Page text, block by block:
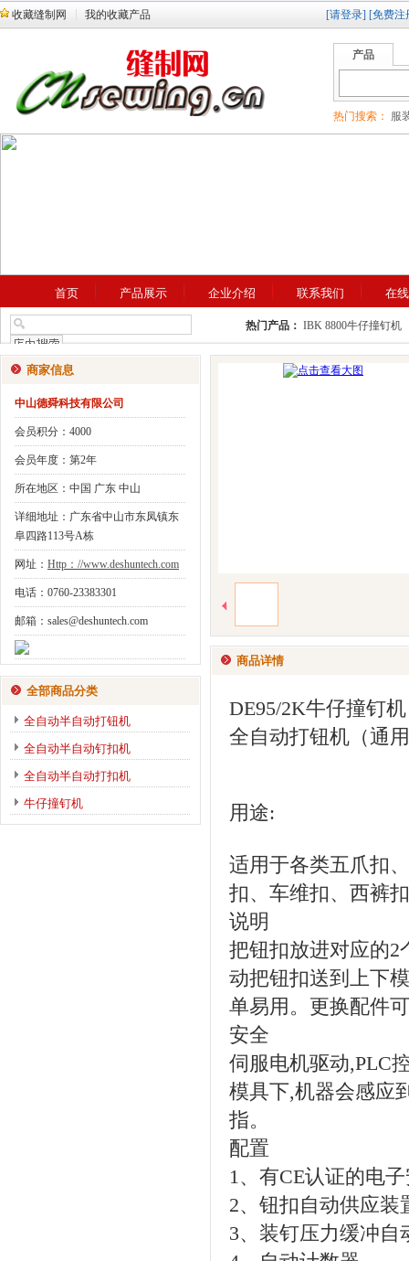
收藏缝制网 我的收藏产品 [请登录] [免费注
产品
热门搜索： 服
首页 产品展示 企业介绍 联系我们 在
热门产品： IBK 8800牛仔撞钉机
商家信息
中山德舜科技有限公司
会员积分：4000
会员年度：第2年
所在地区：中国 广东 中山
详细地址：广东省中山市东凤镇东
阜四路113号A栋
网址： Http：//www.deshuntech.com
电话：0760-23383301
邮箱：sales@deshuntech.com
全部商品分类
全自动半自动打钮机
全自动半自动钉扣机
全自动半自动打扣机
牛仔撞钉机
商品详情
DE95/2K牛仔撞钉机
全自动打钮机（通
用途:
适用于各类五爪扣
扣、车维扣、西裤
说明
把钮扣放进对应的2
动把钮扣送到上下
单易用。更换配件
安全
伺服电机驱动,PLC
模具下,机器会感应
指。
配置
1、有CE认证的电
2、钮扣自动供应装
3、装钉压力缓冲自